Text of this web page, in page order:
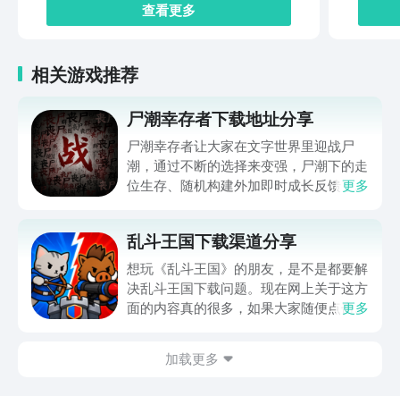
查看更多
相关游戏推荐
尸潮幸存者下载地址分享
尸潮幸存者让大家在文字世界里迎战尸
潮，通过不断的选择来变强，尸潮下的走
位生存、随机构建外加即时成长反馈，让
入到这个满是僵尸的世界努力求生，想玩
的可千万别错过，赶快来看一看吧。
更多
乱斗王国下载渠道分享
想玩《乱斗王国》的朋友，是不是都要解
决乱斗王国下载问题。现在网上关于这方
面的内容真的很多，如果大家随便点击陌
app进行下载会更加方便，九游是手游福
更多
加载更多